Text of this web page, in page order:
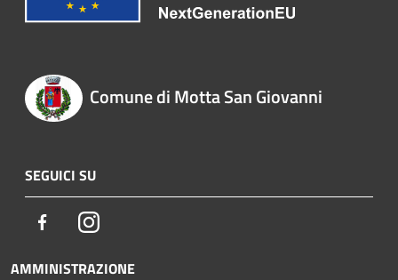
Comune di Motta San Giovanni
SEGUICI SU
FacebookInstagram
AMMINISTRAZIONE